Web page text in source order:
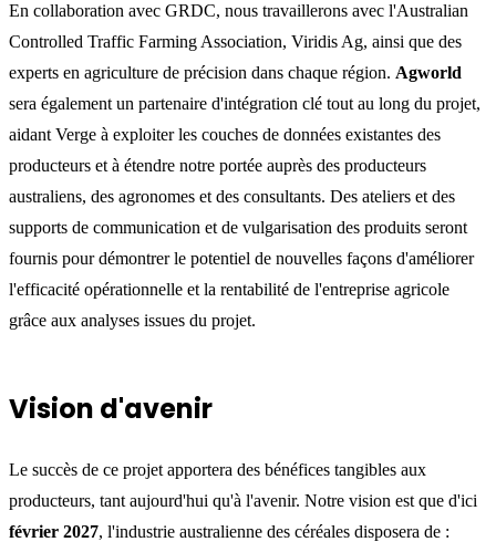
En collaboration avec GRDC, nous travaillerons avec l'Australian
Controlled Traffic Farming Association, Viridis Ag, ainsi que des
experts en agriculture de précision dans chaque région. Agworld
sera également un partenaire d'intégration clé tout au long du projet,
aidant Verge à exploiter les couches de données existantes des
producteurs et à étendre notre portée auprès des producteurs
australiens, des agronomes et des consultants. Des ateliers et des
supports de communication et de vulgarisation des produits seront
fournis pour démontrer le potentiel de nouvelles façons d'améliorer
l'efficacité opérationnelle et la rentabilité de l'entreprise agricole
grâce aux analyses issues du projet.
Vision d'avenir
Le succès de ce projet apportera des bénéfices tangibles aux
producteurs, tant aujourd'hui qu'à l'avenir. Notre vision est que d'ici
février 2027, l'industrie australienne des céréales disposera de :